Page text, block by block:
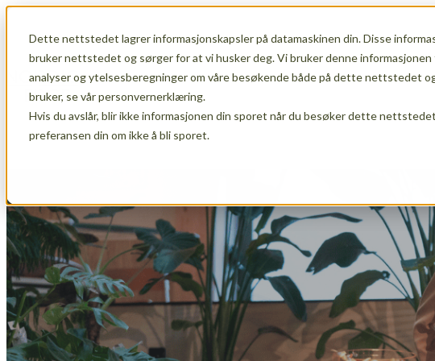
Dette nettstedet lagrer informasjonskapsler på datamaskinen din. Disse
bruker nettstedet og sørger for at vi husker deg. Vi bruker denne
analyser og ytelsesberegninger om våre besøkende både på dette nettstedet
bruker, se vår personvernerklæring.
Hvis du avslår, blir ikke informasjonen din sporet når du besøker dette
preferansen din om ikke å bli sporet.
Show submenu for Medlemskap Medlemskap
Show submenu for Om oss Om oss